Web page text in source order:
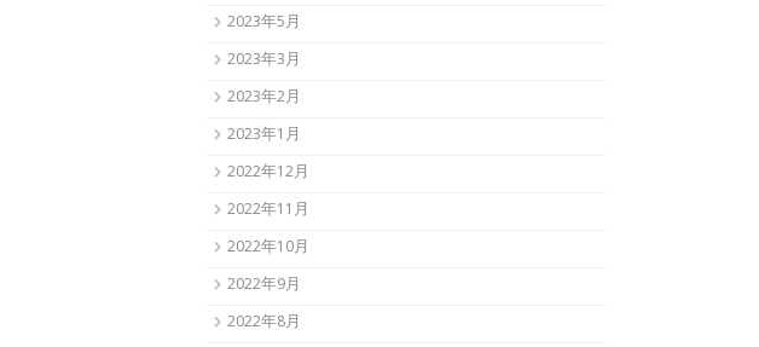
2023年5月
2023年3月
2023年2月
2023年1月
2022年12月
2022年11月
2022年10月
2022年9月
2022年8月